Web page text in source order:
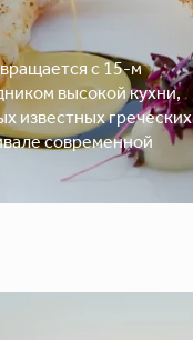
с 15-м
высокой кухни,
известных греческих
современной